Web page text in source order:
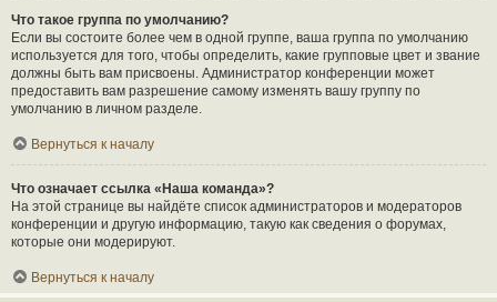
Что такое группа по умолчанию?
Если вы состоите более чем в одной группе, ваша группа по умолчанию
используется для того, чтобы определить, какие групповые цвет и звание
должны быть вам присвоены. Администратор конференции может
предоставить вам разрешение самому изменять вашу группу по
умолчанию в личном разделе.
Вернуться к началу
Что означает ссылка «Наша команда»?
На этой странице вы найдёте список администраторов и модераторов
конференции и другую информацию, такую как сведения о форумах,
которые они модерируют.
Вернуться к началу